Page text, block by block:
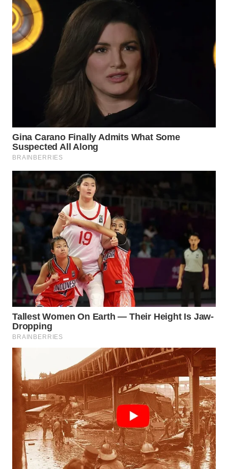
WN
KALTARA
WN
SULSEL
WN
GORONTALO
WN
SULUT
MALUKU
WN
MALUT
WN
DAIRI
DANAU
TOBA
WN
NIAS
WN
LANGKAT